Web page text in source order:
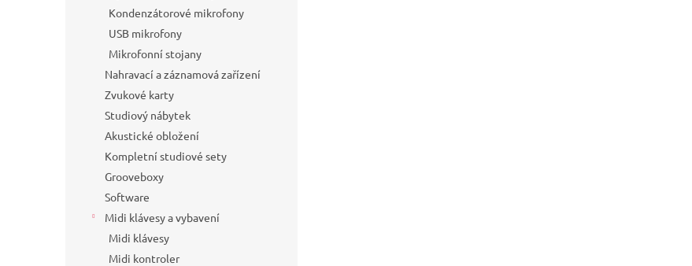
Kondenzátorové mikrofony
USB mikrofony
Mikrofonní stojany
Nahravací a záznamová zařízení
Zvukové karty
Studiový nábytek
Akustické obložení
Kompletní studiové sety
Grooveboxy
Software
Midi klávesy a vybavení
Midi klávesy
Midi kontroler